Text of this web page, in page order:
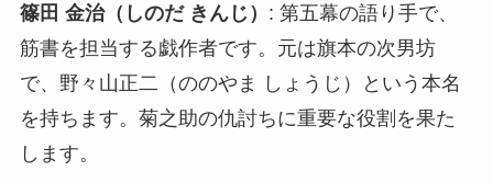
篠田 金治（しのだ きんじ） : 第五幕の語り手で、
筋書を担当する戯作者です。元は旗本の次男坊
で、野々山正二（ののやま しょうじ）という本名
を持ちます。菊之助の仇討ちに重要な役割を果た
します。